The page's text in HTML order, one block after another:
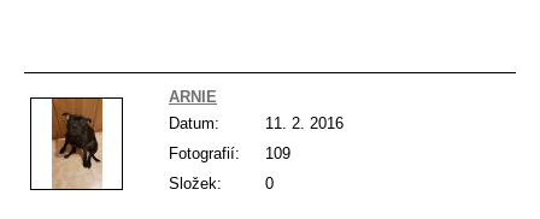
ARNIE
Datum:
11. 2. 2016
Fotografií:
109
Složek:
0